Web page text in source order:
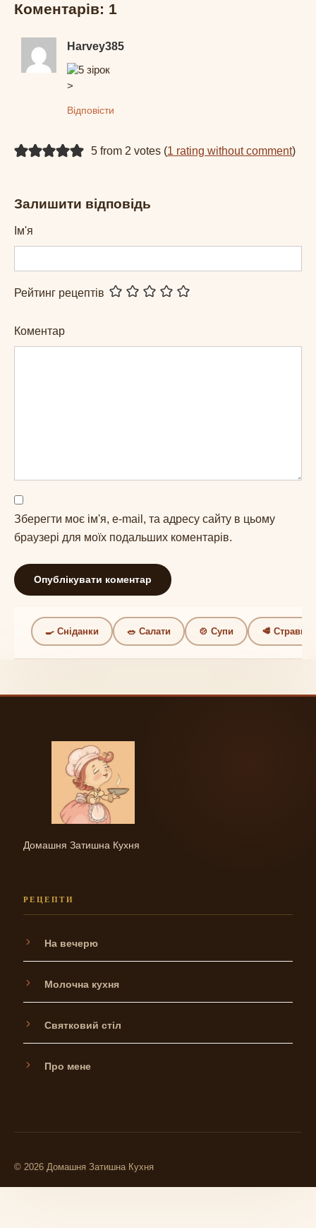
Коментарів: 1
Harvey385
>
Відповісти
5 from 2 votes (1 rating without comment)
Залишити відповідь
Ім'я
Рейтинг рецептів
Коментар
Зберегти моє ім'я, e-mail, та адресу сайту в цьому
браузері для моїх подальших коментарів.
🍳 Сніданки 🥗 Салати 🍲 Супи 🥩 Страви
Домашня Затишна Кухня
РЕЦЕПТИ
На вечерю
Молочна кухня
Святковий стіл
Про мене
© 2026 Домашня Затишна Кухня